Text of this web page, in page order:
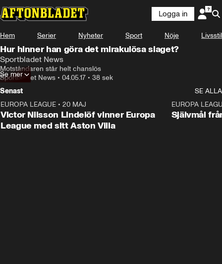
Logga in
Hem Serier Nyheter Sport Nöje Livsstil
Hur hinner han göra det mirakulösa slaget?
Sportbladet News
Motståndaren står helt chanslös
Sportbladet News • 04.05.17 • 38 sek
Se mer
Senast
SE ALLA
EUROPA LEAGUE • 20 MAJ
Victor Nilsson Lindelöf vinner Europa
League med sitt Aston Villa
EUROPA
Självmål